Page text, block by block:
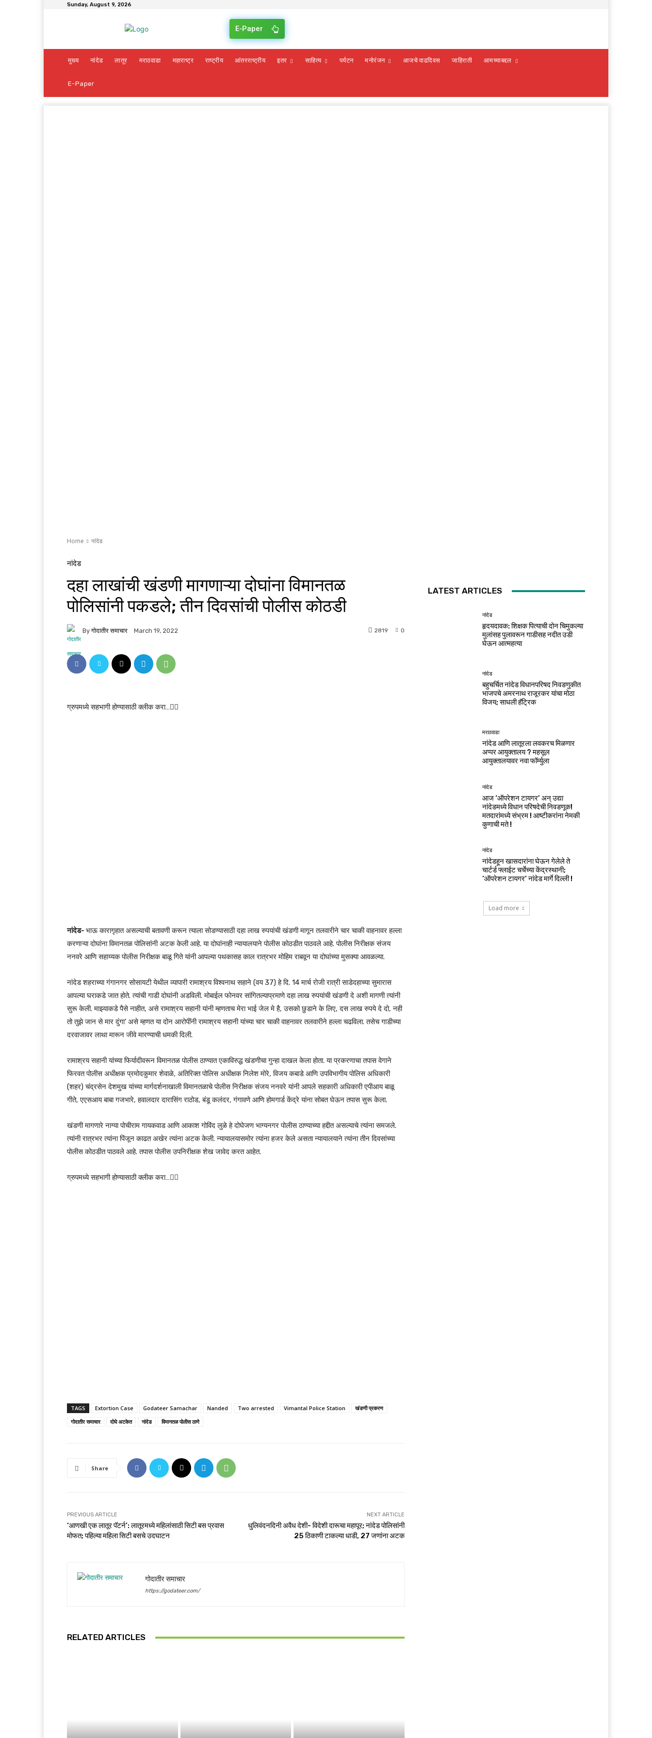
Sunday, August 9, 2026
E-Paper
मुख्य नांदेड लातूर मराठवाडा महाराष्ट्र राष्ट्रीय आंतरराष्ट्रीय इतर साहित्य पर्यटन मनोरंजन आजचे वाढदिवस जाहिराती आमच्याबद्दल
E-Paper
Home नांदेड
नांदेड
दहा लाखांची खंडणी मागणाऱ्या दोघांना विमानतळ
पोलिसांनी पकडले; तीन दिवसांची पोलीस कोठडी
By गोदातीर समाचार March 19, 2022 0
2819
ग्रुपमध्ये सहभागी होण्यासाठी क्लीक करा…👆🏻
नांदेड- भाऊ कारागृहात असल्याची बतावणी करून त्याला सोडण्यासाठी दहा लाख रुपयांची खंडणी मागून तलवारीने चार चाकी वाहनावर हल्ला
करणाऱ्या दोघांना विमानतळ पोलिसांनी अटक केली आहे. या दोघांनाही न्यायालयाने पोलीस कोठडीत पाठवले आहे. पोलीस निरीक्षक संजय
ननवरे आणि सहाय्यक पोलीस निरीक्षक बाळू गिते यांनी आपल्या पथकासह काल रात्रभर मोहिम राबवून या दोघांच्या मुसक्या आवळल्या.
नांदेड शहराच्या गंगानगर सोसायटी येथील व्यापारी रामाश्रय विश्वनाथ सहाने (वय 37) हे दि. 14 मार्च रोजी रात्री साडेदहाच्या सुमारास
आपल्या घराकडे जात होते. त्यांची गाडी दोघांनी अडविली. मोबाईल फोनवर सांगितल्याप्रमाणे दहा लाख रुपयांची खंडणी दे अशी मागणी त्यांनी
सुरू केली. माझ्याकडे पैसे नाहीत, असे रामाश्रय सहानी यांनी म्हणताच मेरा भाई जेल मे है, उसको छुडाने के लिए, दस लाख रुपये दे दो, नही
तो तुझे जान से मार दुंगा’ असे म्हणत या दोन आरोपींनी रामाश्रय सहानी यांच्या चार चाकी वाहनावर तलवारीने हल्ला चढविला. तसेच गाडीच्या
दरवाजावर लाथा मारून जीवे मारण्याची धमकी दिली.
रामाश्रय सहानी यांच्या फिर्यादीवरून विमानतळ पोलीस ठाण्यात एकाविरुद्ध खंडणीचा गुन्हा दाखल केला होता. या प्रकरणाचा तपास वेगाने
फिरवत पोलीस अधीक्षक प्रमोदकुमार शेवाळे, अतिरिक्त पोलिस अधीक्षक निलेश मोरे, विजय कबाडे आणि उपविभागीय पोलिस अधिकारी
(शहर) चंद्रसेन देशमुख यांच्या मार्गदर्शनाखाली विमानतळाचे पोलीस निरीक्षक संजय ननवरे यांनी आपले सहकारी अधिकारी एपीआय बाळू
गीते, एएसआय बाबा गजभारे, हवालदार दारासिंग राठोड, बंडू कलंदर, गंगावणे आणि होमगार्ड केंद्रे यांना सोबत घेऊन तपास सुरू केला.
खंडणी मागणारे नाग्या पोचीराम गायकवाड आणि आकाश गोविंद लुळे हे दोघेजण भाग्यनगर पोलीस ठाण्याच्या हद्दीत असल्याचे त्यांना समजले.
त्यांनी रात्रभर त्यांना पिंजून काढत अखेर त्यांना अटक केली. न्यायालयासमोर त्यांना हजर केले असता न्यायालयाने त्यांना तीन दिवसांच्या
पोलीस कोठडीत पाठवले आहे. तपास पोलीस उपनिरीक्षक शेख जावेद करत आहेत.
ग्रुपमध्ये सहभागी होण्यासाठी क्लीक करा…👆🏻
TAGS Extortion Case Godateer Samachar Nanded Two arrested Vimantal Police Station
खंडणी प्रकरण
गोदातीर समाचार
दोघे अटकेत नांदेड विमानतळ पोलीस ठाणे
Share
PREVIOUS ARTICLE
‘आणखी एक लातूर पॅटर्न’: लातूरमध्ये महिलांसाठी सिटी बस प्रवास
मोफत; पहिल्या महिला सिटी बसचे उदघाटन
NEXT ARTICLE
धुलिवंदनदिनी अवैध देशी- विदेशी दारूचा महापूर; नांदेड पोलिसांनी
25 ठिकाणी टाकल्या धाडी, 27 जणांना अटक
गोदातीर समाचार
https://godateer.com/
RELATED ARTICLES
LATEST ARTICLES
नांदेड
हृदयदावक: शिक्षक पित्याची दोन चिमुकल्या
मुलांसह पुलावरून गाडीसह नदीत उडी
घेऊन आत्महत्या
नांदेड
बहुचर्चित नांदेड विधानपरिषद निवडणुकीत
भाजपचे अमरनाथ राजूरकर यांचा मोठा
विजय; साधली हॅट्रिक
मराठवाडा
नांदेड आणि लातूरला लवकरच मिळणार
अप्पर आयुक्तालय ? महसूल
आयुक्तालयावर नवा फॉर्म्युला
नांदेड
आज ‘ऑपरेशन टायगर’ अन् उद्या
नांदेडमध्ये विधान परिषदेची निवडणूक!
मतदारांमध्ये संभ्रम ! आष्टीकरांना नेमकी
कुणाची मते !
नांदेड
नांदेडहून खासदारांना घेऊन गेलेले ते
चार्टर्ड फ्लाईट चर्चेच्या केंद्रस्थानी;
‘ऑपरेशन टायगर’ नांदेड मार्गे दिल्ली !
Load more